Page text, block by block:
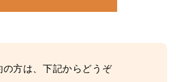
の方は、下記からどうぞ